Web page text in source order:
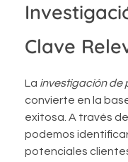
Clave
La investigación de
convierte en la
exitosa. A través
podemos
potenciales